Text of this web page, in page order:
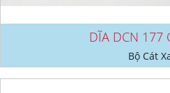
DĨA DCN 177
Bộ Cát